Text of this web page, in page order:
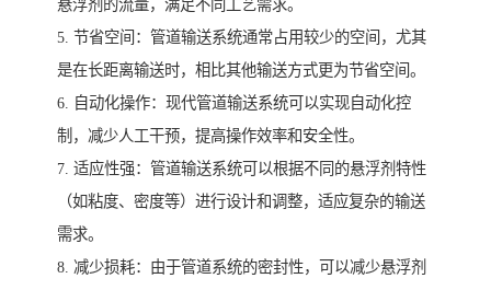
悬浮剂的流量，满足不同工艺需求。
5. 节省空间：管道输送系统通常占用较少的空间，尤其
是在长距离输送时，相比其他输送方式更为节省空间。
6. 自动化操作：现代管道输送系统可以实现自动化控
制，减少人工干预，提高操作效率和安全性。
7. 适应性强：管道输送系统可以根据不同的悬浮剂特性
（如粘度、密度等）进行设计和调整，适应复杂的输送
需求。
8. 减少损耗：由于管道系统的密封性，可以减少悬浮剂